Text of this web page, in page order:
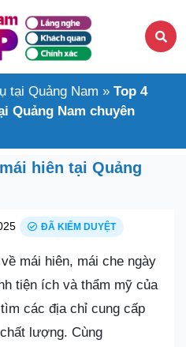
tại Quảng Nam » Top 4
Quảng Nam chuyên
hiên tại Quảng
ĐÃ KIỂM DUYỆT
mái hiên, mái che ngày
tiện ích và thẩm mỹ của
các địa chỉ cung cấp
lượng. Cùng